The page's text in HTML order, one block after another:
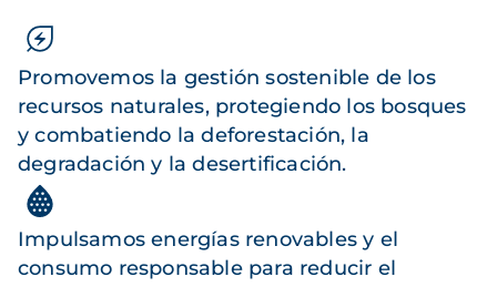
Promovemos la gestión sostenible de los
recursos naturales, protegiendo los bosques
y combatiendo la deforestación, la
degradación y la desertificación.
Impulsamos energías renovables y el
consumo responsable para reducir el